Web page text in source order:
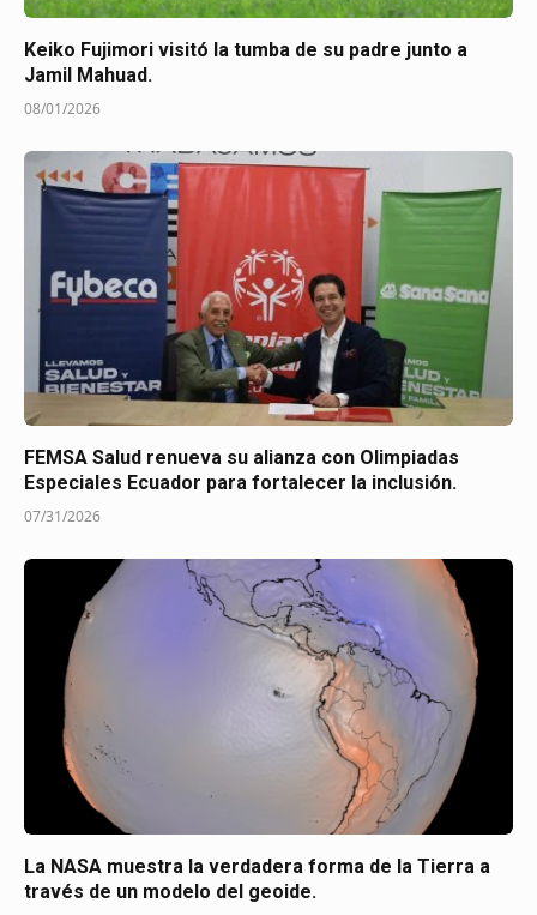
Keiko Fujimori visitó la tumba de su padre junto a
Jamil Mahuad.
08/01/2026
FEMSA Salud renueva su alianza con Olimpiadas
Especiales Ecuador para fortalecer la inclusión.
07/31/2026
La NASA muestra la verdadera forma de la Tierra a
través de un modelo del geoide.